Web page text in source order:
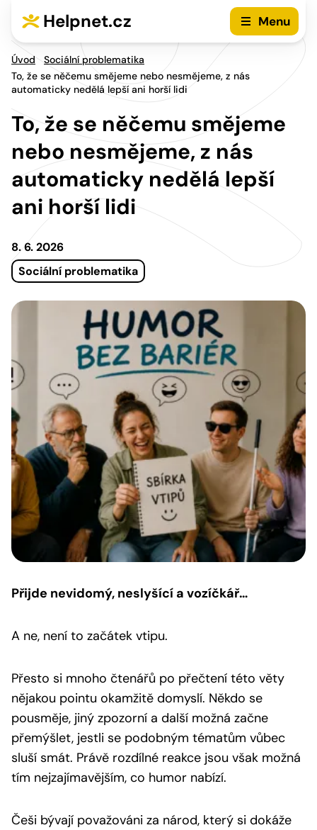
Helpnet.cz Menu
Úvod
Sociální problematika
To, že se něčemu smějeme nebo nesmějeme, z nás
automaticky nedělá lepší ani horší lidi
To, že se něčemu smějeme
nebo nesmějeme, z nás
automaticky nedělá lepší
ani horší lidi
8. 6. 2026
Sociální problematika
Přijde nevidomý, neslyšící a vozíčkář…
A ne, není to začátek vtipu.
Přesto si mnoho čtenářů po přečtení této věty
nějakou pointu okamžitě domyslí. Někdo se
pousměje, jiný zpozorní a další možná začne
přemýšlet, jestli se podobným tématům vůbec
sluší smát. Právě rozdílné reakce jsou však možná
tím nejzajímavějším, co humor nabízí.
Češi bývají považováni za národ, který si dokáže